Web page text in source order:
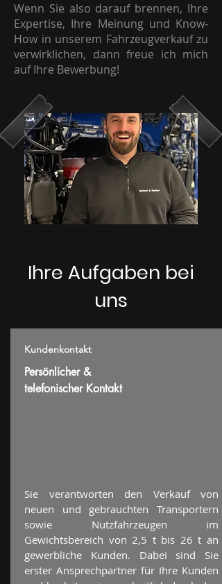
Wenn Sie also darauf brennen, Ihre
Expertise, Ihre Meinung und Know-
How in unserem Fahrzeugverkauf zu
verwirklichen, dann freue ich mich
auf Ihre Bewerbung!
Ihre Aufgaben bei
uns
Kundenkontakt
Persönlicher &
telefonischer Kontakt
Sie verantworten den Verkauf von
neuen und gebrauchten Transportern
sowie Nutzfahrzeugen im
Gewichtsbereich von 2,5 t bis 26 t an
gewerbliche Kunden. Dabei sind Sie
erster Ansprechpartner für Ihre Kunden